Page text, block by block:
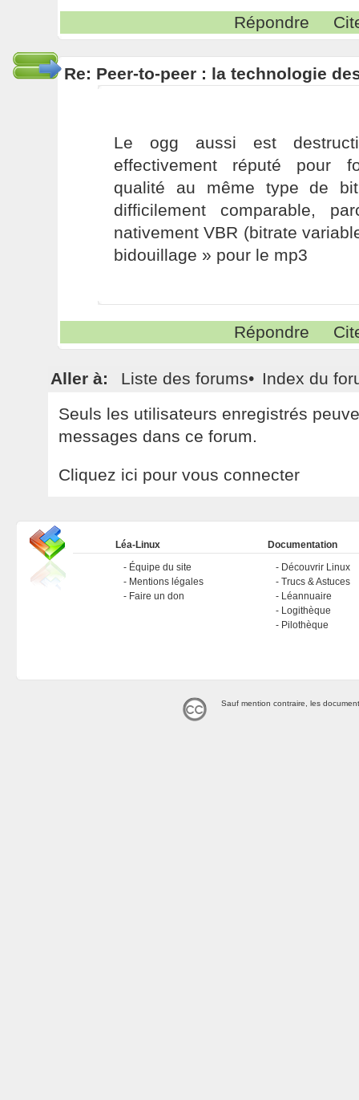
Répondre
Re: Peer-to-peer : la technologie
Le ogg aussi est
effectivement réputé pour
qualité au même type de
difficilement comparable,
nativement VBR (bitrate
bidouillage » pour le mp3
Répondre
Aller à: Liste des forums• Index du
Seuls les utilisateurs enregistrés
messages dans ce forum.
Cliquez ici pour vous connecter
Léa-Linux
Équipe du site
Mentions légales
Faire un don
Documentation
Découvrir Linux
Trucs & Astuces
Léannuaire
Logithèque
Pilothèque
Sauf mention contraire, les